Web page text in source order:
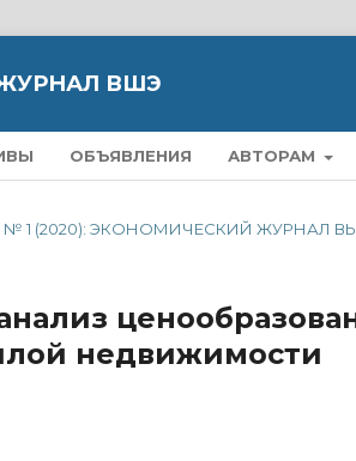
ВШЭ
ОБЪЯВЛЕНИЯ АВТОРАМ
№ 1 (2020): ЭКОНОМИЧЕСКИЙ
недвижимости